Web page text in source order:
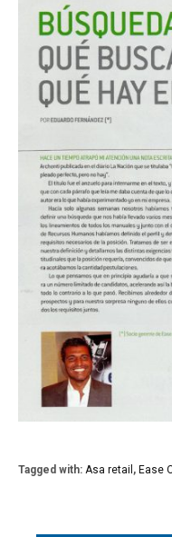
Tagged with: Asa retail , Ease